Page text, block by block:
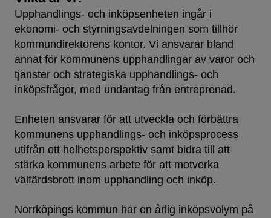
Upphandlings- och inköpsenheten ingår i
ekonomi- och styrningsavdelningen som tillhör
kommundirektörens kontor. Vi ansvarar bland
annat för kommunens upphandlingar av varor och
tjänster och strategiska upphandlings- och
inköpsfrågor, med undantag från entreprenad.
Enheten ansvarar för att utveckla och förbättra
kommunens upphandlings- och inköpsprocess
utifrån ett helhetsperspektiv samt bidra till att
stärka kommunens arbete för att motverka
välfärdsbrott inom upphandling och inköp.
Norrköpings kommun har en årlig inköpsvolym på